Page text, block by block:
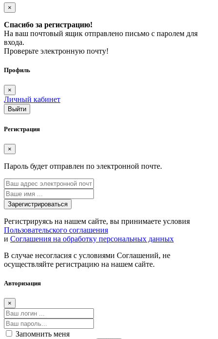
×
Спасибо за регистрацию!
На ваш почтовый ящик отправлено письмо с паролем для
входа.
Проверьте электронную почту!
Профиль
×
Личный кабинет
Регистрация
×
Пароль будет отправлен по электронной почте.
Регистрируясь на нашем сайте, вы принимаете условия
Пользовательского соглашения
и Соглашения на обработку персональных данных
В случае несогласия с условиями Соглашений, не
осуществляйте регистрацию на нашем сайте.
Авторизация
×
Запомнить меня